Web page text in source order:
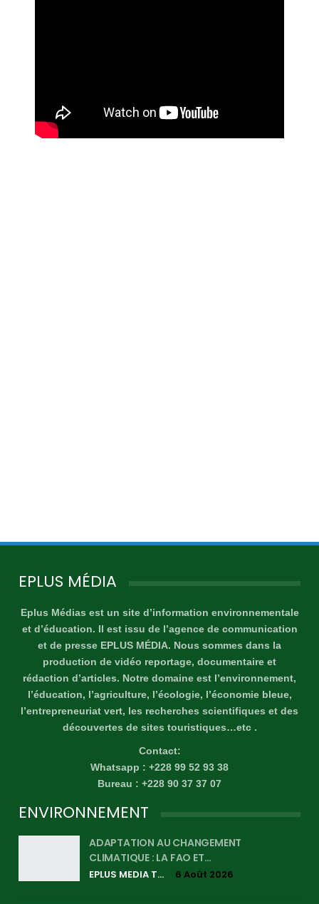
EPLUS MÉDIA
Eplus Médias est un site d’information environnementale
et d’éducation. Il est issu de l’agence de communication
et de presse EPLUS MÉDIA. Nous sommes dans la
production de vidéo reportage, documentaire et
rédaction d’articles. Notre domaine est l’environnement,
l’éducation, l’agriculture, l’écologie, l’économie bleue,
l’entrepreneuriat vert, les recherches scientifiques et des
découvertes de sites touristiques…etc .
Contact:
Whatsapp : +228 99 52 93 38
Bureau : +228 90 37 37 07
ENVIRONNEMENT
ADAPTATION AU CHANGEMENT
CLIMATIQUE : LA FAO ET…
EPLUS MEDIA TV 6 Août 2026